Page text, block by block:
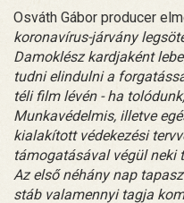
Osváth Gábor producer
koronavírus-járvány
Damoklész kardjaként
tudni elindulni a
téli film lévén - ha
Munkavédelmis, illetve
kialakított védekezési
támogatásával végül neki
Az első néhány nap
stáb valamennyi tagja